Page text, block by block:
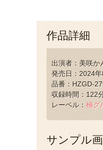
作品詳細
出演者：美咲か
発売日：2024
品番：HZGD-
収録時間：122
レーベル： 極グ
サンプル